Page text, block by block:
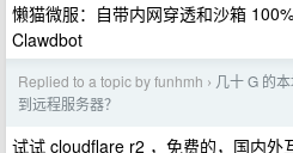
懒猫微服：自带内网穿透和沙箱
Clawdbot
Replied to a topic by funhmh › 几十 G 的
到远程服务器？
试试 cloudflare r2 ，免费的，国内外